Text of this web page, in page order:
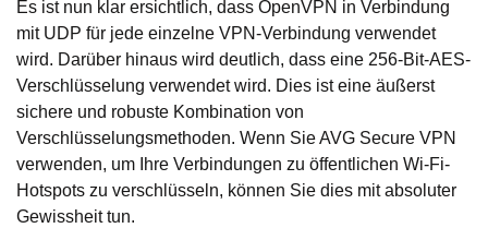
Es ist nun klar ersichtlich, dass OpenVPN in Verbindung
mit UDP für jede einzelne VPN-Verbindung verwendet
wird. Darüber hinaus wird deutlich, dass eine 256-Bit-AES-
Verschlüsselung verwendet wird. Dies ist eine äußerst
sichere und robuste Kombination von
Verschlüsselungsmethoden. Wenn Sie AVG Secure VPN
verwenden, um Ihre Verbindungen zu öffentlichen Wi-Fi-
Hotspots zu verschlüsseln, können Sie dies mit absoluter
Gewissheit tun.